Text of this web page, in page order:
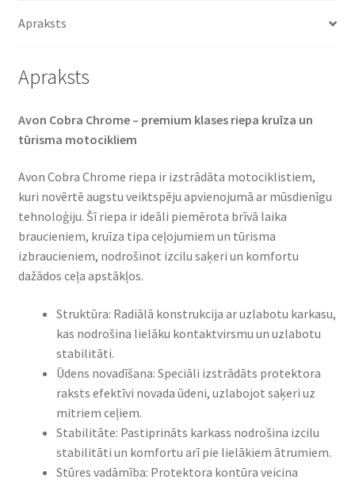
Apraksts
Apraksts
Avon Cobra Chrome – premium klases riepa kruīza un
tūrisma motocikliem​
Avon Cobra Chrome riepa ir izstrādāta motociklistiem,
kuri novērtē augstu veiktspēju apvienojumā ar mūsdienīgu
tehnoloģiju. Šī riepa ir ideāli piemērota brīvā laika
braucieniem, kruīza tipa ceļojumiem un tūrisma
izbraucieniem, nodrošinot izcilu saķeri un komfortu
dažādos ceļa apstākļos.​
Struktūra: Radiālā konstrukcija ar uzlabotu karkasu,
kas nodrošina lielāku kontaktvirsmu un uzlabotu
stabilitāti.​
Ūdens novadīšana: Speciāli izstrādāts protektora
raksts efektīvi novada ūdeni, uzlabojot saķeri uz
mitriem ceļiem.​
Stabilitāte: Pastiprināts karkass nodrošina izcilu
stabilitāti un komfortu arī pie lielākiem ātrumiem.​
Stūres vadāmība: Protektora kontūra veicina